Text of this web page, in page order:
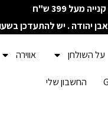
מעל 399 ש"ח
יהודה . יש להתעדכן
על השולחן אווירה
החשבון שלי